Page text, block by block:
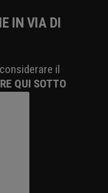
IN VIA DI
il
QUI SOTTO